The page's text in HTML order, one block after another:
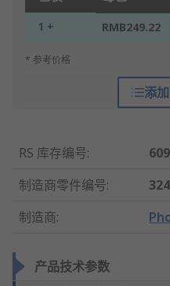
1 + RMB249.22
* 参考价格
添
RS 库存编号:
制造商零件编号:
制造商:
产品技术参数